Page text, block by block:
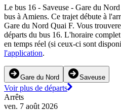
Le bus 16 - Saveuse - Gare du
bus à Amiens. Ce trajet débute à
Gare du Nord Quai F. Vous
départs du bus 16. L'horaire
en temps réel (si ceux-ci sont
l'application.
Gare du Nord Saveuse
Voir plus de départs
Arrêts
ven. 7 août 2026